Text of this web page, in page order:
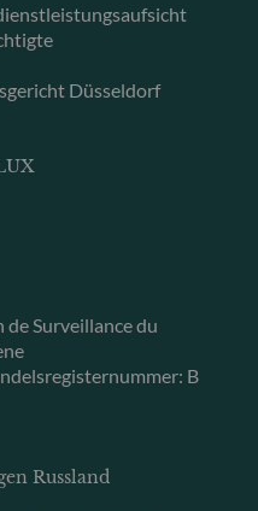
Düsseldorf
Surveillance du
B
Russland